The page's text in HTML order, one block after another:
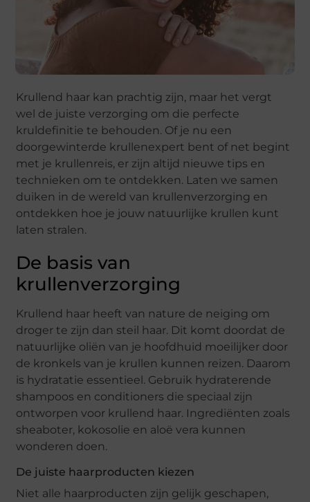
Krullend haar kan prachtig zijn, maar het vergt
wel de juiste verzorging om die perfecte
kruldefinitie te behouden. Of je nu een
doorgewinterde krullenexpert bent of net begint
met je krullenreis, er zijn altijd nieuwe tips en
technieken om te ontdekken. Laten we samen
duiken in de wereld van krullenverzorging en
ontdekken hoe je jouw natuurlijke krullen kunt
laten stralen.
De basis van
krullenverzorging
Krullend haar heeft van nature de neiging om
droger te zijn dan steil haar. Dit komt doordat de
natuurlijke oliën van je hoofdhuid moeilijker door
de kronkels van je krullen kunnen reizen. Daarom
is hydratatie essentieel. Gebruik hydraterende
shampoos en conditioners die speciaal zijn
ontworpen voor krullend haar. Ingrediënten zoals
sheaboter, kokosolie en aloë vera kunnen
wonderen doen.
De juiste haarproducten kiezen
Niet alle haarproducten zijn gelijk geschapen,